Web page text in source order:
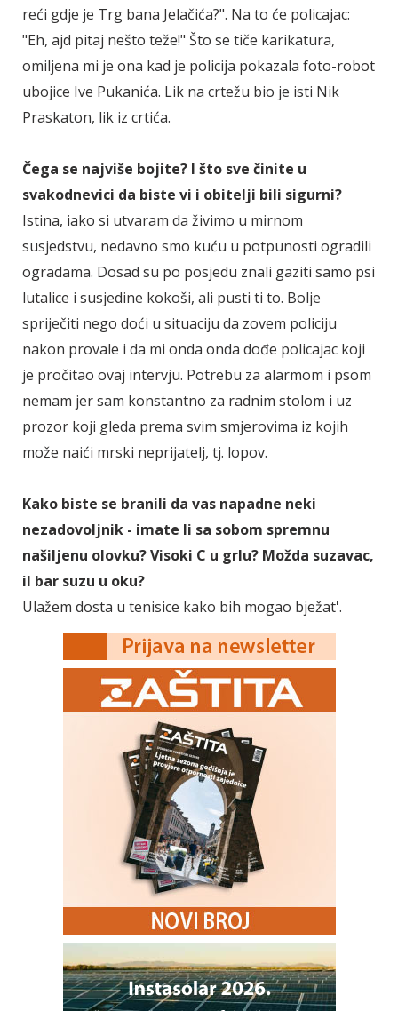
reći gdje je Trg bana Jelačića?". Na to će policajac:
"Eh, ajd pitaj nešto teže!" Što se tiče karikatura,
omiljena mi je ona kad je policija pokazala foto-robot
ubojice Ive Pukanića. Lik na crtežu bio je isti Nik
Praskaton, lik iz crtića.
Čega se najviše bojite? I što sve činite u
svakodnevici da biste vi i obitelji bili sigurni?
Istina, iako si utvaram da živimo u mirnom
susjedstvu, nedavno smo kuću u potpunosti ogradili
ogradama. Dosad su po posjedu znali gaziti samo psi
lutalice i susjedine kokoši, ali pusti ti to. Bolje
spriječiti nego doći u situaciju da zovem policiju
nakon provale i da mi onda onda dođe policajac koji
je pročitao ovaj intervju. Potrebu za alarmom i psom
nemam jer sam konstantno za radnim stolom i uz
prozor koji gleda prema svim smjerovima iz kojih
može naići mrski neprijatelj, tj. lopov.
Kako biste se branili da vas napadne neki
nezadovoljnik - imate li sa sobom spremnu
našiljenu olovku? Visoki C u grlu? Možda suzavac,
il bar suzu u oku?
Ulažem dosta u tenisice kako bih mogao bježat'.